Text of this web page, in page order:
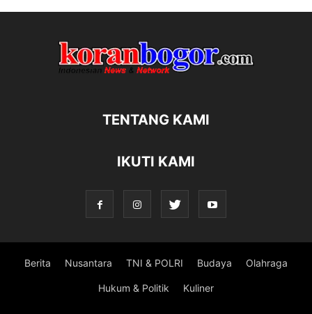
TENTANG KAMI
IKUTI KAMI
Berita Nusantara TNI & POLRI Budaya Olahraga
Hukum & Politik Kuliner